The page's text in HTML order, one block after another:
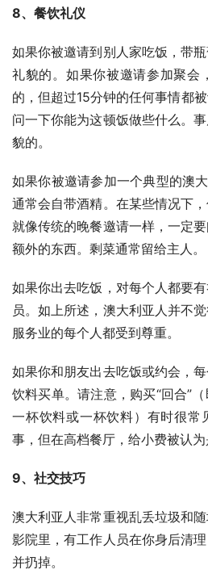
8、餐饮礼仪
如果你被邀请到别人家吃饭，带
礼貌的。如果你被邀请参加聚会
的，但超过15分钟的任何事情都
问一下你能为这顿饭做些什么。
貌的。
如果你被邀请参加一个典型的澳
通常会自带酒精。在某些情况下，
就像传统的晚餐邀请一样，一定
额外的东西。剩菜通常留给主人。
如果你出去吃饭，对每个人都要
员。如上所述，澳大利亚人并不
服务业的每个人都受到尊重。
如果你和朋友出去吃饭或约会，
饮料买单。请注意，购买“回合”
一杯饮料或一杯饮料）有时很常
事，但在高档餐厅，给小费被认为
9、社交技巧
澳大利亚人非常重视乱丢垃圾和
影院里，有工作人员在你身后清
并扔掉。